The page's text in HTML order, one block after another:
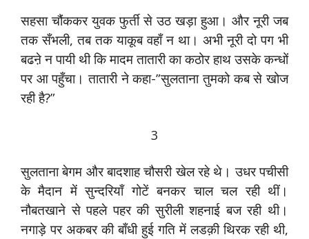
सहसा चौंककर युवक फुर्ती से उठ खड़ा हुआ। और नूरी जब
तक सँभली, तब तक याकूब वहाँ न था। अभी नूरी दो पग भी
बढऩे न पायी थी कि मादम तातारी का कठोर हाथ उसके कन्धों
पर आ पहुँचा। तातारी ने कहा-”सुलताना तुमको कब से खोज
रही है?”
3
सुलताना बेगम और बादशाह चौसरी खेल रहे थे। उधर पचीसी
के मैदान में सुन्दरियाँ गोटें बनकर चाल चल रही थीं।
नौबतखाने से पहले पहर की सुरीली शहनाई बज रही थी।
नगाड़े पर अकबर की बाँधी हुई गति में लडक़ी थिरक रही थी,